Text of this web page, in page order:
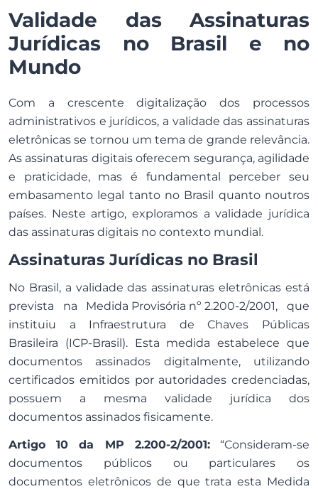
Validade das Assinaturas
Jurídicas no Brasil e no
Mundo
Com a crescente digitalização dos processos
administrativos e jurídicos, a validade das assinaturas
eletrônicas se tornou um tema de grande relevância.
As assinaturas digitais oferecem segurança, agilidade
e praticidade, mas é fundamental perceber seu
embasamento legal tanto no Brasil quanto noutros
países. Neste artigo, exploramos a validade jurídica
das assinaturas digitais no contexto mundial.
Assinaturas Jurídicas no Brasil
No Brasil, a validade das assinaturas eletrônicas está
prevista na Medida Provisória nº 2.200-2/2001, que
instituiu a Infraestrutura de Chaves Públicas
Brasileira (ICP-Brasil). Esta medida estabelece que
documentos assinados digitalmente, utilizando
certificados emitidos por autoridades credenciadas,
possuem a mesma validade jurídica dos
documentos assinados fisicamente.
Artigo 10 da MP 2.200-2/2001:“Consideram-se
documentos públicos ou particulares os
documentos eletrônicos de que trata esta Medida